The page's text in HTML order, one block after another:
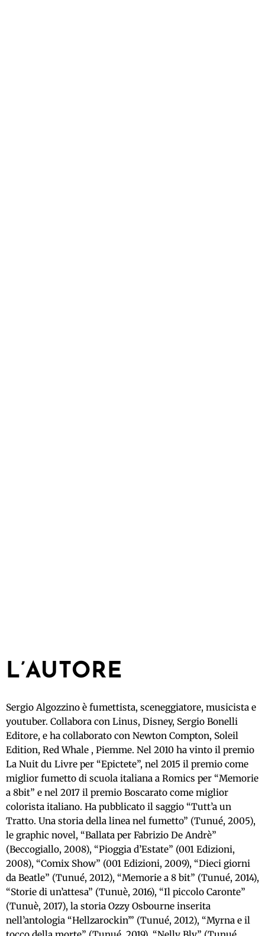
L’AUTORE
Sergio Algozzino è fumettista, sceneggiatore, musicista e
youtuber. Collabora con Linus, Disney, Sergio Bonelli
Editore, e ha collaborato con Newton Compton, Soleil
Edition, Red Whale , Piemme. Nel 2010 ha vinto il premio
La Nuit du Livre per “Epictete”, nel 2015 il premio come
miglior fumetto di scuola italiana a Romics per “Memorie
a 8bit” e nel 2017 il premio Boscarato come miglior
colorista italiano. Ha pubblicato il saggio “Tutt’a un
Tratto. Una storia della linea nel fumetto” (Tunué, 2005),
le graphic novel, “Ballata per Fabrizio De Andrè”
(Beccogiallo, 2008), “Pioggia d’Estate” (001 Edizioni,
2008), “Comix Show” (001 Edizioni, 2009), “Dieci giorni
da Beatle” (Tunué, 2012), “Memorie a 8 bit” (Tunué, 2014),
“Storie di un’attesa” (Tunuè, 2016), “Il piccolo Caronte”
(Tunuè, 2017), la storia Ozzy Osbourne inserita
nell’antologia “Hellzarockin’” (Tunué, 2012), “Myrna e il